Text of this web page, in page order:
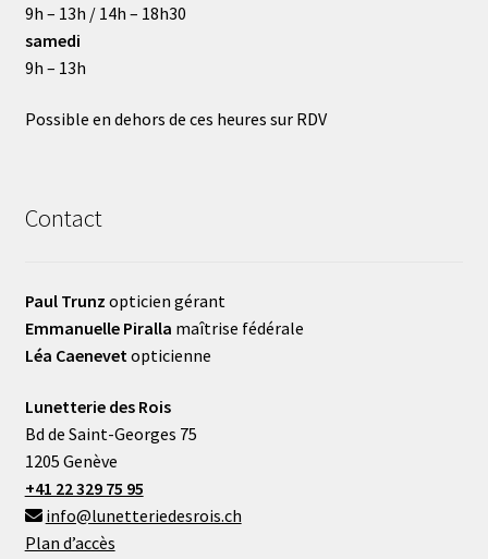
9h – 13h / 14h – 18h30
samedi
9h – 13h
Possible en dehors de ces heures sur RDV
Contact
Paul Trunz opticien gérant
Emmanuelle Piralla maîtrise fédérale
Léa Caenevet opticienne
Lunetterie des Rois
Bd de Saint-Georges 75
1205 Genève
+41 22 329 75 95
info@lunetteriedesrois.ch
Plan d’accès